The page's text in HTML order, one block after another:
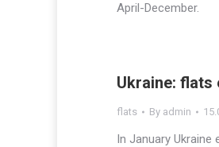
April-December.
Ukraine: flats
flats By admin
In January